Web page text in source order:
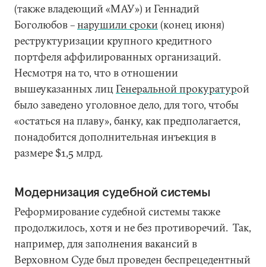
(также владеющий «МАУ») и Геннадий
Боголюбов –нарушили сроки(конец июня)
реструктуризации крупного кредитного
портфеля аффилированных организаций.
Несмотря на то, что в отношении
вышеуказанных лиц Генеральной прокуратурой
было заведено уголовное дело, для того, чтобы
«остаться на плаву», банку, как предполагается,
понадобится дополнительная инъекция в
размере $1,5 млрд.
Модернизация судебной системы
Реформирование судебной системы также
продолжилось, хотя и не без противоречий. Так,
например, для заполнения вакансий в
Верховном Суде был проведен беспрецедентный